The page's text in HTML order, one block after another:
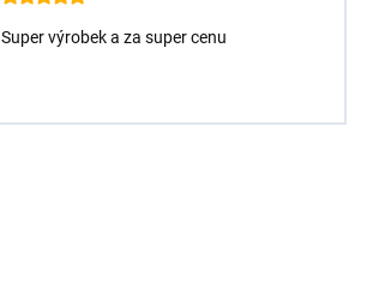
Super výrobek a za super cenu